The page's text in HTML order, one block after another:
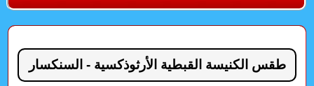
طقس الكنيسة القبطية الأرثوذكسية - السنكسار